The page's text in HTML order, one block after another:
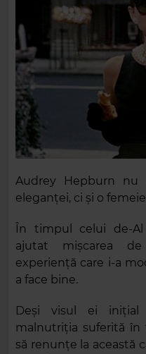
Audrey Hepburn
eleganței, ci și o
În timpul celui de-Al
ajutat mișcarea
experiență care i-a
a face bine.
Deși visul ei inițial
malnutriția suferită în
să renunțe la această